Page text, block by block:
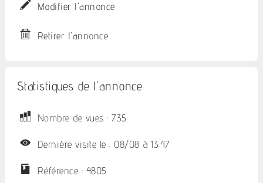
Modifier l'annonce
Retirer l'annonce
Statistiques de l'annonce
Nombre de vues : 735
Dernière visite le : 08/08 à 13:47
Référence : 4805